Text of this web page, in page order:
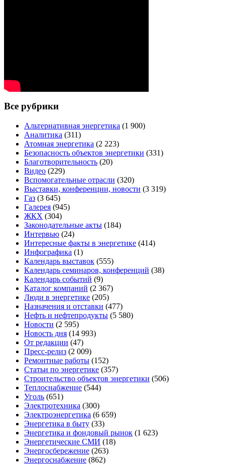
Все рубрики
Альтернативная энергетика (1 900)
Аналитика (311)
Атомная энергетика (2 223)
Безопасность объектов энергетики (331)
Благотворительность (20)
Видео (229)
Вспомогательные отрасли (320)
Выставки, конференции, новости (3 319)
Газ (3 645)
Галерея (945)
ЖКХ (304)
Законодательные акты (184)
Интервью (24)
Интересные факты в энергетике (414)
Инфографика (1)
Календарь выставок (555)
Календарь семинаров, конференций (38)
Календарь событий (9)
Каталог компаний (2 367)
Люди в энергетике (205)
Назначения и отставки (477)
Нефть и нефтепродукты (5 580)
Новости (2 595)
Новость дня (14 993)
От редакции (47)
Пресс-релиз (2 009)
Ремонтные работы (152)
Статьи по энергетике (357)
Строительство объектов энергетики (506)
Теплоснабжение (544)
Уголь (651)
Электротехника (300)
Электроэнергетика (6 659)
Энергетика в быту (33)
Энергетика и фондовый рынок (1 623)
Энергетические СМИ (18)
Энергосбережение (263)
Энергоснабжение (862)